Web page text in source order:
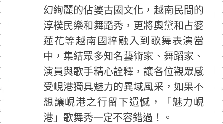
幻絢麗的佔婆古國文化，越南民間的
淳樸民樂和舞蹈秀，更將奧黛和占婆
蓮花等越南國粹融入到歌舞表演當
中，集結眾多知名藝術家、舞蹈家、
演員與歌手精心詮釋，讓各位觀眾感
受峴港獨具魅力的異域風采，如果不
想讓峴港之行留下遺憾，「魅力峴
港」歌舞秀一定不容錯過！。